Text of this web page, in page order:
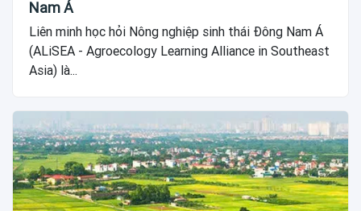
Nam Á
Liên minh học hỏi Nông nghiệp sinh thái Đông Nam Á
(ALiSEA - Agroecology Learning Alliance in Southeast
Asia) là...